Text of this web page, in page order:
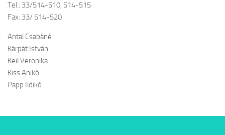
Tel.: 33/514-510, 514-515
Fax: 33/ 514-520
Antal Csabáné
Kárpát István
Keil Veronika
Kiss Anikó
Papp Ildikó